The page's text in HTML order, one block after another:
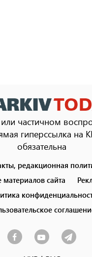
частичном
гиперссылка на
обязательна
редакционная
сайта